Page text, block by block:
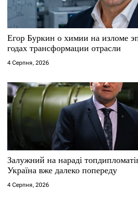
Егор Буркин о химии на изломе
годах трансформации отрасли
4 Серпня, 2026
Залужний на нараді
Україна вже далеко попереду
4 Серпня, 2026